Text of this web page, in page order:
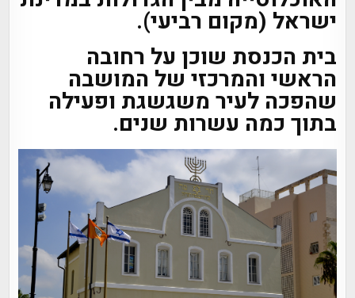
ישראל (מקום רביעי).
בית הכנסת שוכן על רחובה
הראשי והמרכזי של המושבה
שהפכה לעיר משגשגת ופעילה
בתוך כמה עשרות שנים.